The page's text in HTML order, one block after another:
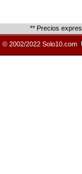
** Precios
© 2002/2022 Solo10.com